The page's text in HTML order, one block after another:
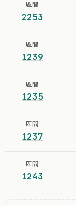
區間
2253
區間
1239
區間
1235
區間
1237
區間
1243